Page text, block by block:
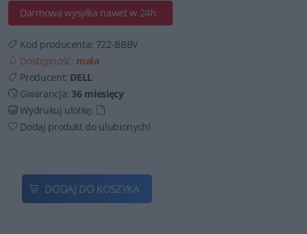
Darmowa wysyłka nawet w 24h.
Kod producenta: 722-BBBV
Dostępność: mała
Producent: DELL
Gwarancja:36 miesięcy
Wydrukuj ulotkę:
Dodaj produkt do ulubionych!
DODAJ DO KOSZYKA